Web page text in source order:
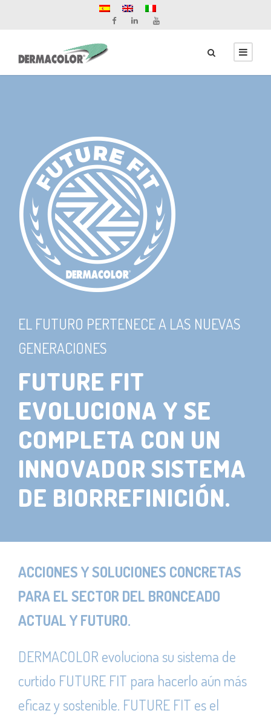
EL FUTURO PERTENECE A LAS NUEVAS
GENERACIONES
FUTURE FIT
EVOLUCIONA Y SE
COMPLETA CON UN
INNOVADOR SISTEMA
DE BIORREFINICIÓN.
ACCIONES Y SOLUCIONES CONCRETAS
PARA EL SECTOR DEL BRONCEADO
ACTUAL Y FUTURO.
DERMACOLOR evoluciona su sistema de
curtido FUTURE FIT para hacerlo aún más
eficaz y sostenible. FUTURE FIT es el